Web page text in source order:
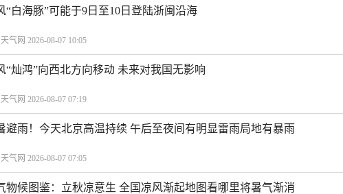
“白海豚”可能于9日至10日登陆浙闽沿海
气网 2026-08-07 10:05
“灿鸿”向西北方向移动 未来对我国无影响
气网 2026-08-07 07:19
避雨！今天北京高温持续 午后至夜间有明显雷雨局地有暴雨
气网 2026-08-07 07:05
物候图鉴：立秋凉意生 全国凉风渐起地图看哪里将暑气渐消